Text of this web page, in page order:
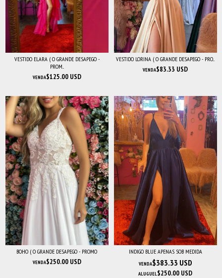
VESTIDO ELARA ( O GRANDE DESAPEGO -
PROM...
VENDA$125.00 USD
VESTIDO LORINA ( O GRANDE DESAPEGO - PRO...
VENDA$83.33 USD
BOHO ( O GRANDE DESAPEGO - PROMO
VENDA$250.00 USD
INDIGO BLUE APENAS SOB MEDIDA
VENDA$383.33 USD
ALUGUEL$250.00 USD